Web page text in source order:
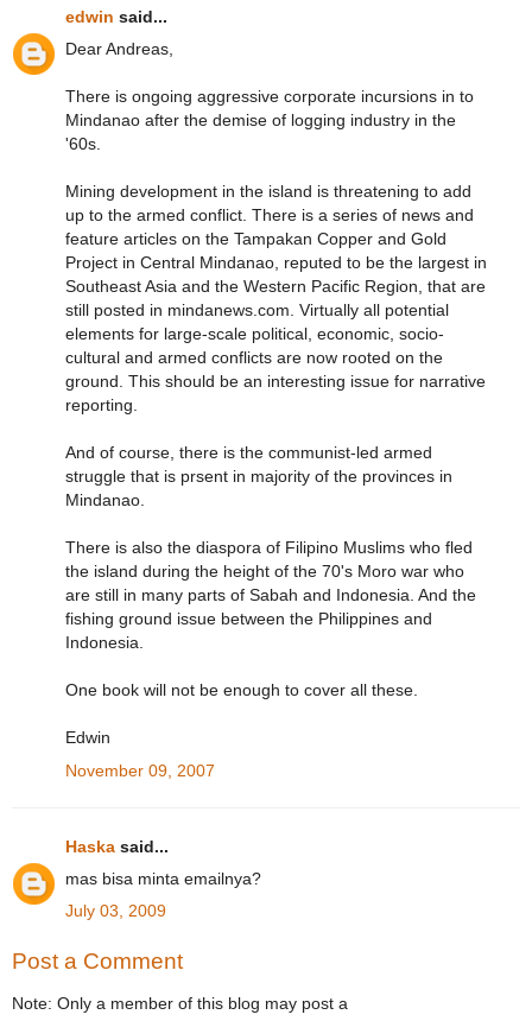
edwin said...
Dear Andreas,
There is ongoing aggressive corporate incursions in to
Mindanao after the demise of logging industry in the
'60s.
Mining development in the island is threatening to add
up to the armed conflict. There is a series of news and
feature articles on the Tampakan Copper and Gold
Project in Central Mindanao, reputed to be the largest in
Southeast Asia and the Western Pacific Region, that are
still posted in mindanews.com. Virtually all potential
elements for large-scale political, economic, socio-
cultural and armed conflicts are now rooted on the
ground. This should be an interesting issue for narrative
reporting.
And of course, there is the communist-led armed
struggle that is prsent in majority of the provinces in
Mindanao.
There is also the diaspora of Filipino Muslims who fled
the island during the height of the 70's Moro war who
are still in many parts of Sabah and Indonesia. And the
fishing ground issue between the Philippines and
Indonesia.
One book will not be enough to cover all these.
Edwin
November 09, 2007
Haska said...
mas bisa minta emailnya?
July 03, 2009
Post a Comment
Note: Only a member of this blog may post a